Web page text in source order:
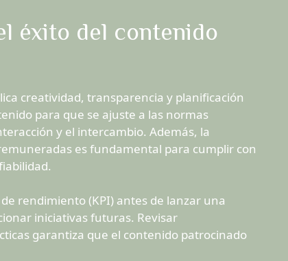
éxito del contenido
creatividad, transparencia y planificación
para que se ajuste a las normas
y el intercambio. Además, la
es fundamental para cumplir con
rendimiento (KPI) antes de lanzar una
iniciativas futuras. Revisar
garantiza que el contenido patrocinado